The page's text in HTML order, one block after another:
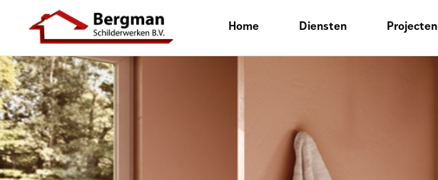
Home Diensten Projecten